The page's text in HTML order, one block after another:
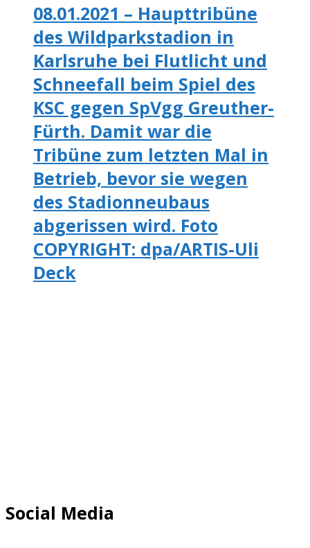
08.01.2021 – Haupttribüne
des Wildparkstadion in
Karlsruhe bei Flutlicht und
Schneefall beim Spiel des
KSC gegen SpVgg Greuther-
Fürth. Damit war die
Tribüne zum letzten Mal in
Betrieb, bevor sie wegen
des Stadionneubaus
abgerissen wird. Foto
COPYRIGHT: dpa/ARTIS-Uli
Deck
Social Media